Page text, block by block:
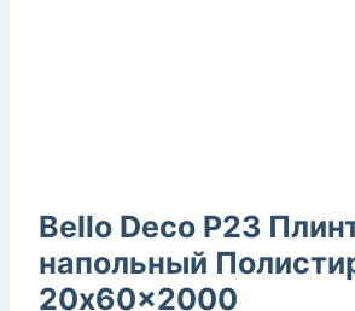
Bello Deco P23
напольный
20x60x2000